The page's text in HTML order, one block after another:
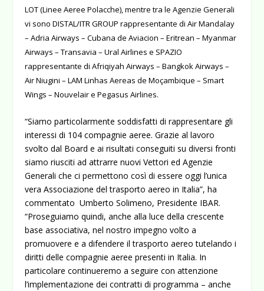
LOT (Linee Aeree Polacche), mentre tra le Agenzie Generali
vi sono DISTAL/ITR GROUP rappresentante di Air Mandalay
– Adria Airways – Cubana de Aviacion – Eritrean – Myanmar
Airways – Transavia – Ural Airlines e SPAZIO
rappresentante di Afriqiyah Airways – Bangkok Airways –
Air Niugini – LAM Linhas Aereas de Moçambique – Smart
Wings – Nouvelair e Pegasus Airlines.
“Siamo particolarmente soddisfatti di rappresentare gli
interessi di 104 compagnie aeree. Grazie al lavoro
svolto dal Board e ai risultati conseguiti su diversi fronti
siamo riusciti ad attrarre nuovi Vettori ed Agenzie
Generali che ci permettono così di essere oggi l’unica
vera Associazione del trasporto aereo in Italia”, ha
commentato Umberto Solimeno, Presidente IBAR.
“Proseguiamo quindi, anche alla luce della crescente
base associativa, nel nostro impegno volto a
promuovere e a difendere il trasporto aereo tutelando i
diritti delle compagnie aeree presenti in Italia. In
particolare continueremo a seguire con attenzione
l’implementazione dei contratti di programma – anche